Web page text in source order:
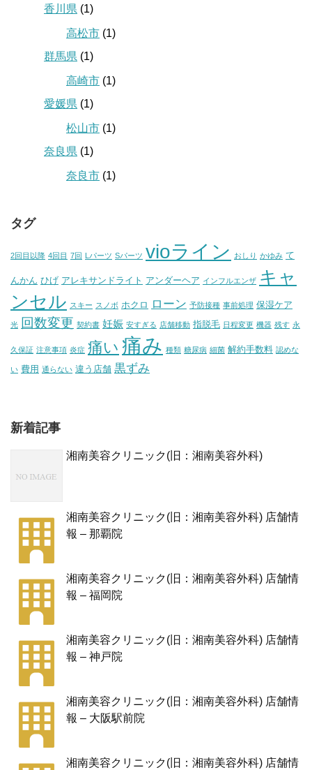
香川県 (1)
高松市 (1)
群馬県 (1)
高崎市 (1)
愛媛県 (1)
松山市 (1)
奈良県 (1)
奈良市 (1)
タグ
2回目以降 4回目 7回 Lパーツ Sパーツ vioライン おしり かゆみ て
んかん ひげ アレキサンドライト アンダーヘア インフルエンザ キャ
ンセル スキー スノボ ホクロ ローン 予防接種 事前処理 保湿ケア
光 回数変更 契約書 妊娠 安すぎる 店舗移動 指脱毛 日程変更 機器 残す 永
久保証 注意事項 炎症 痛い 痛み 種類 糖尿病 細菌 解約手数料 認めな
い 費用 通らない 違う店舗 黒ずみ
新着記事
湘南美容クリニック(旧：湘南美容外科)
湘南美容クリニック(旧：湘南美容外科) 店舗情
報 – 那覇院
湘南美容クリニック(旧：湘南美容外科) 店舗情
報 – 福岡院
湘南美容クリニック(旧：湘南美容外科) 店舗情
報 – 神戸院
湘南美容クリニック(旧：湘南美容外科) 店舗情
報 – 大阪駅前院
湘南美容クリニック(旧：湘南美容外科) 店舗情